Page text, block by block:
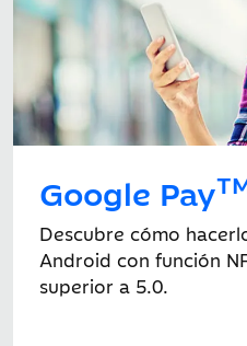
Google Pay
Descubre cómo
Android con función
superior a 5.0.